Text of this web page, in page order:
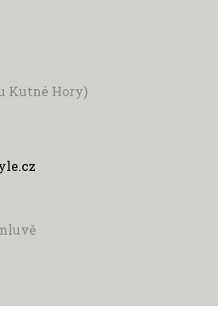
Kutné Hory)